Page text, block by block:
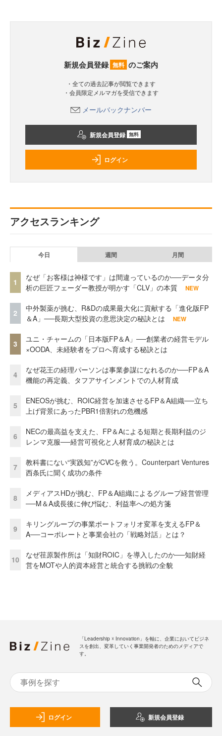
新規会員登録 無料 のご案内
・全ての過去記事が閲覧できます
・会員限定メルマガを受信できます
メールバックナンバー
新規会員登録 無料
ログイン
アクセスランキング
今日 週間 月間
1
なぜ「お客様は神様です」は間違っているのか──データ分
析の巨匠フェーダー教授が明かす「CLV」の本質
NEW
2
中外製薬が挑む、R&Dの成果最大化に貢献する「進化版FP
＆A」──長期大型投資の意思決定の秘訣とは
NEW
3
ユニ・チャームの「日本版FP＆A」──創業者の経営モデル
×OODA、未経験者をプロへ育成する秘訣とは
4
なぜ花王の経理パーソンは事業参謀になれるのか──FP＆A
機能の再定義、タフアサインメントでの人材育成
5
ENEOSが挑む、ROIC経営を加速させるFP＆A組織──立ち
上げ背景にあったPBR1倍割れの危機感
6
NECの最高益を支えた、FP＆Aによる短期と長期利益のジ
レンマ克服──経営可視化と人材育成の秘訣とは
7
教科書にない“実践知”がCVCを救う。Counterpart Ventures
西条氏に聞く成功の条件
8
メディアスHDが挑む、FP＆A組織によるグループ経営管理
──M＆A成長後に伸び悩む、利益率への処方箋
9
キリングループの事業ポートフォリオ変革を支えるFP＆
A──コーポレートと事業会社の「戦略対話」とは？
10
なぜ荏原製作所は「知財ROIC」を導入したのか──知財経
営をMOTや人的資本経営と統合する挑戦の全貌
「Leadership ☓ Innovation」を軸に、企業においてビジネ
スを創出、変革していく事業開発者のためのメディアで
す。
ログイン 新規会員登録